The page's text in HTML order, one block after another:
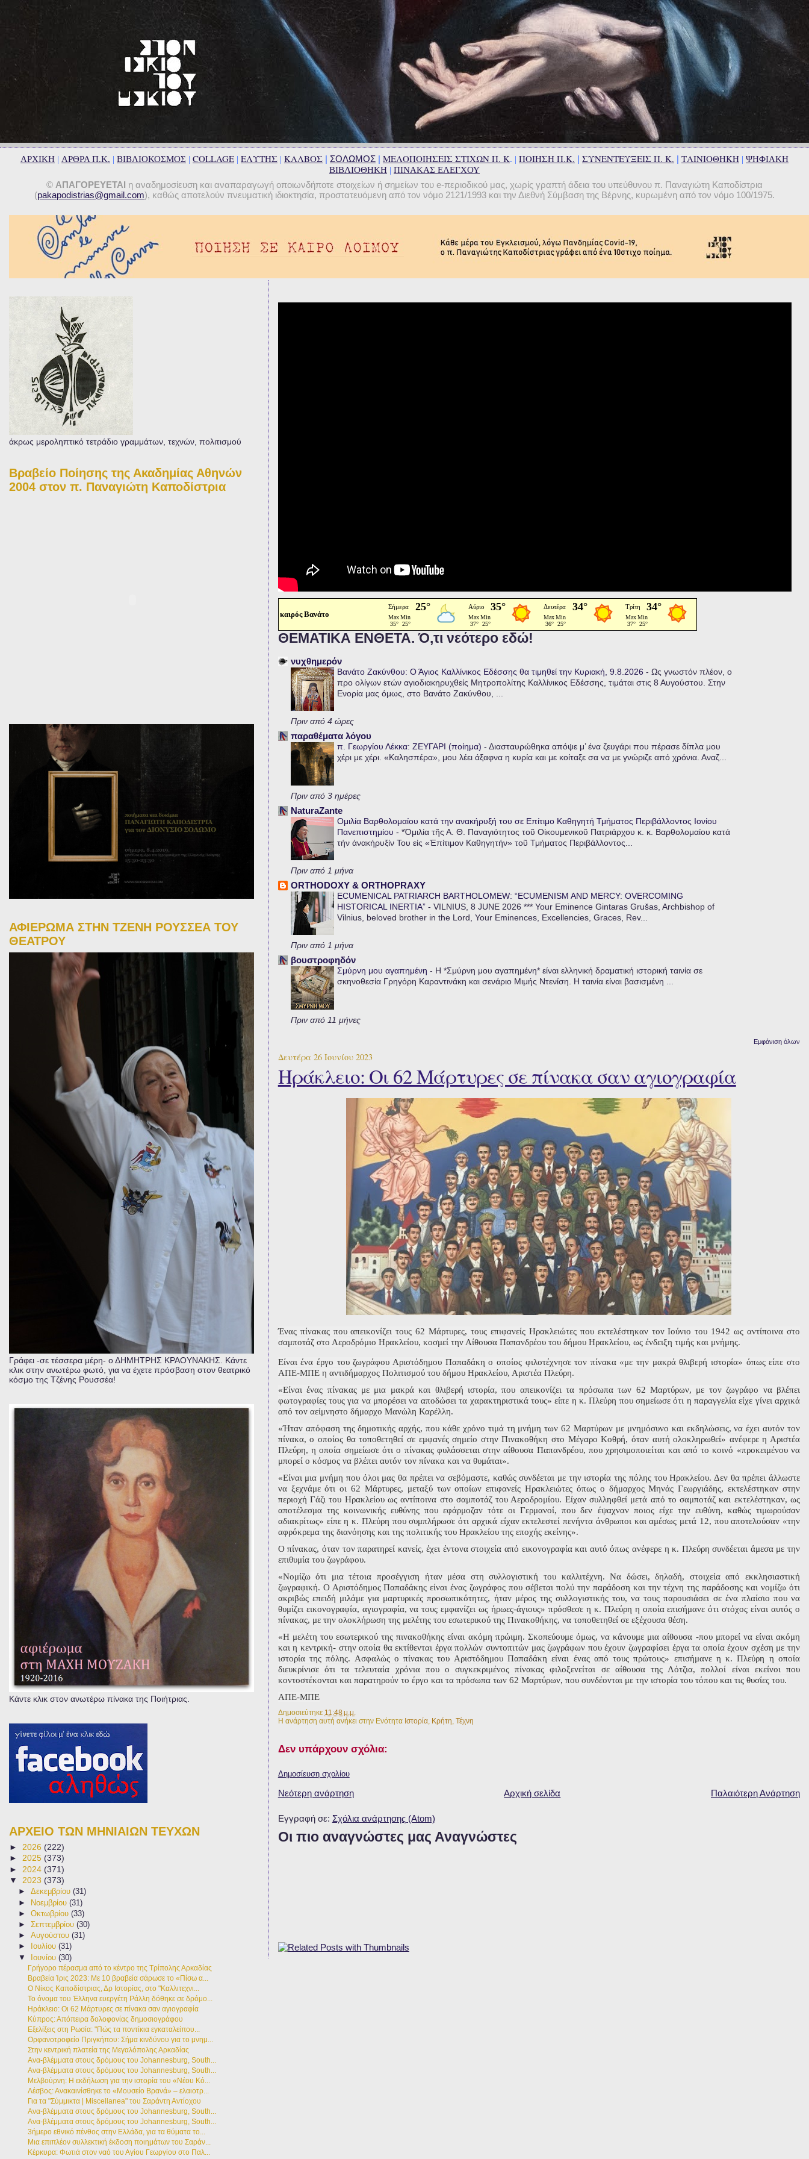
ΑΡΧΙΚΗ | ΑΡΘΡΑ Π.Κ. | ΒΙΒΛΙΟΚΟΣΜΟΣ | COLLAGE | ΕΛΥΤΗΣ | ΚΑΛΒΟΣ | ΣΟΛΩΜΟΣ | ΜΕΛΟΠΟΙΗΣΕΙΣ ΣΤΙΧΩΝ Π. Κ. | ΠΟΙΗΣΗ Π.Κ. | ΣΥΝΕΝΤΕΥΞΕΙΣ Π. Κ. | ΤΑΙΝΙΟΘΗΚΗ | ΨΗΦΙΑΚΗ
ΒΙΒΛΙΟΘΗΚΗ | ΠΙΝΑΚΑΣ ΕΛΕΓΧΟΥ
© ΑΠΑΓΟΡΕΥΕΤΑΙ η αναδημοσίευση και αναπαραγωγή οποιωνδήποτε στοιχείων ή σημείων του e-περιοδικού μας, χωρίς γραπτή άδεια του υπεύθυνου π. Παναγιώτη Καποδίστρια
(pakapodistrias@gmail.com), καθώς αποτελούν πνευματική ιδιοκτησία, προστατευόμενη από τον νόμο 2121/1993 και την Διεθνή Σύμβαση της Βέρνης, κυρωμένη από τον νόμο 100/1975.
καιρός Βανάτο
ΘΕΜΑΤΙΚΑ ΕΝΘΕΤΑ. Ό,τι νεότερο εδώ!
νυχθημερόν
Βανάτο Ζακύνθου: Ο Άγιος Καλλίνικος Εδέσσης θα τιμηθεί την Κυριακή, 9.8.2026 - Ως γνωστόν πλέον, ο
προ ολίγων ετών αγιοδιακηρυχθείς Μητροπολίτης Καλλίνικος Εδέσσης, τιμάται στις 8 Αυγούστου. Στην
Ενορία μας όμως, στο Βανάτο Ζακύνθου, ...
Πριν από 4 ώρες
παραθέματα λόγου
π. Γεωργίου Λέκκα: ΖΕΥΓΑΡΙ (ποίημα) - Διασταυρώθηκα απόψε μ’ ένα ζευγάρι που πέρασε δίπλα μου
χέρι με χέρι. «Καλησπέρα», μου λέει άξαφνα η κυρία και με κοίταξε σα να με γνώριζε από χρόνια. Αναζ...
Πριν από 3 ημέρες
NaturaZante
Ομιλία Βαρθολομαίου κατά την ανακήρυξή του σε Επίτιμο Καθηγητή Τμήματος Περιβάλλοντος Ιονίου
Πανεπιστημίου - *Ὁμιλία τῆς Α. Θ. Παναγιότητος τοῦ Οἰκουμενικοῦ Πατριάρχου κ. κ. Βαρθολομαίου κατά
τήν ἀνακήρυξίν Του εἰς «Ἐπίτιμον Καθηγητήν» τοῦ Τμήματος Περιβάλλοντος...
Πριν από 1 μήνα
ORTHODOXY & ORTHOPRAXY
ECUMENICAL PATRIARCH BARTHOLOMEW: “ECUMENISM AND MERCY: OVERCOMING
HISTORICAL INERTIA” - VILNIUS, 8 JUNE 2026 *** Your Eminence Gintaras Grušas, Archbishop of
Vilnius, beloved brother in the Lord, Your Eminences, Excellencies, Graces, Rev...
Πριν από 1 μήνα
βουστροφηδόν
Σμύρνη μου αγαπημένη - Η *Σμύρνη μου αγαπημένη* είναι ελληνική δραματική ιστορική ταινία σε
σκηνοθεσία Γρηγόρη Καραντινάκη και σενάριο Μιμής Ντενίση. Η ταινία είναι βασισμένη ...
Πριν από 11 μήνες
Εμφάνιση όλων
Δευτέρα 26 Ιουνίου 2023
Ηράκλειο: Οι 62 Μάρτυρες σε πίνακα σαν αγιογραφία
Ένας πίνακας που απεικονίζει τους 62 Μάρτυρες, τους επιφανείς Ηρακλειώτες που εκτελέστηκαν τον Ιούνιο του 1942 ως αντίποινα στο
σαμποτάζ στο Αεροδρόμιο Ηρακλείου, κοσμεί την Αίθουσα Παπανδρέου του δήμου Ηρακλείου, ως ένδειξη τιμής και μνήμης.
Είναι ένα έργο του ζωγράφου Αριστόδημου Παπαδάκη ο οποίος φιλοτέχνησε τον πίνακα «με την μακρά θλιβερή ιστορία» όπως είπε στο
ΑΠΕ-ΜΠΕ η αντιδήμαρχος Πολιτισμού του δήμου Ηρακλείου, Αριστέα Πλεύρη.
«Είναι ένας πίνακας με μια μακρά και θλιβερή ιστορία, που απεικονίζει τα πρόσωπα των 62 Μαρτύρων, με τον ζωγράφο να βλέπει
φωτογραφίες τους για να μπορέσει να αποδώσει τα χαρακτηριστικά τους» είπε η κ. Πλεύρη που σημείωσε ότι η παραγγελία είχε γίνει αρχικά
από τον αείμνηστο δήμαρχο Μανώλη Καρέλλη.
«Ήταν απόφαση της δημοτικής αρχής, που κάθε χρόνο τιμά τη μνήμη των 62 Μαρτύρων με μνημόσυνο και εκδηλώσεις, να έχει αυτόν τον
πίνακα, ο οποίος θα τοποθετηθεί σε εμφανές σημείο στην Πινακοθήκη στο Μέγαρο Κοθρή, όταν αυτή ολοκληρωθεί» ανέφερε η Αριστέα
Πλεύρη, η οποία σημείωσε ότι ο πίνακας φυλάσσεται στην αίθουσα Παπανδρέου, που χρησιμοποιείται και από το κοινό «προκειμένου να
μπορεί ο κόσμος να βλέπει αυτόν τον πίνακα και να θυμάται».
«Είναι μια μνήμη που όλοι μας θα πρέπει να σεβόμαστε, καθώς συνδέεται με την ιστορία της πόλης του Ηρακλείου. Δεν θα πρέπει άλλωστε
να ξεχνάμε ότι οι 62 Μάρτυρες, μεταξύ των οποίων επιφανείς Ηρακλειώτες όπως ο δήμαρχος Μηνάς Γεωργιάδης, εκτελέστηκαν στην
περιοχή Γάζι του Ηρακλείου ως αντίποινα στο σαμποτάζ του Αεροδρομίου. Είχαν συλληφθεί μετά από το σαμποτάζ και εκτελέστηκαν, ως
αποτέλεσμα της κοινωνικής ευθύνης που εφάρμοζαν τότε οι Γερμανοί, που δεν έψαχναν ποιος είχε την ευθύνη, καθώς τιμωρούσαν
αδιακρίτως» είπε η κ. Πλεύρη που συμπλήρωσε ότι αρχικά είχαν εκτελεστεί πενήντα άνθρωποι και αμέσως μετά 12, που αποτελούσαν «την
αφρόκρεμα της διανόησης και της πολιτικής του Ηρακλείου της εποχής εκείνης».
Ο πίνακας, όταν τον παρατηρεί κανείς, έχει έντονα στοιχεία από εικονογραφία και αυτό όπως ανέφερε η κ. Πλεύρη συνδέεται άμεσα με την
επιθυμία του ζωγράφου.
«Νομίζω ότι μια τέτοια προσέγγιση ήταν μέσα στη συλλογιστική του καλλιτέχνη. Να δώσει, δηλαδή, στοιχεία από εκκλησιαστική
ζωγραφική. Ο Αριστόδημος Παπαδάκης είναι ένας ζωγράφος που σέβεται πολύ την παράδοση και την τέχνη της παράδοσης και νομίζω ότι
ακριβώς επειδή μιλάμε για μαρτυρικές προσωπικότητες, ήταν μέρος της συλλογιστικής του, να τους παρουσιάσει σε ένα πλαίσιο που να
θυμίζει εικονογραφία, αγιογραφία, να τους εμφανίζει ως ήρωες-άγιους» πρόσθεσε η κ. Πλεύρη η οποία επισήμανε ότι στόχος είναι αυτός ο
πίνακας, με την ολοκλήρωση της μελέτης του εσωτερικού της Πινακοθήκης, να τοποθετηθεί σε εξέχουσα θέση.
«Η μελέτη του εσωτερικού της πινακοθήκης είναι ακόμη πρώιμη. Σκοπεύουμε όμως, να κάνουμε μια αίθουσα -που μπορεί να είναι ακόμη
και η κεντρική- στην οποία θα εκτίθενται έργα πολλών συντοπιτών μας ζωγράφων που έχουν ζωγραφίσει έργα τα οποία έχουν σχέση με την
ιστορία της πόλης. Ασφαλώς ο πίνακας του Αριστόδημου Παπαδάκη είναι ένας από τους πρώτους» επισήμανε η κ. Πλεύρη η οποία
διευκρίνισε ότι τα τελευταία χρόνια που ο συγκεκριμένος πίνακας φιλοξενείται σε αίθουσα της Λότζια, πολλοί είναι εκείνοι που
κοντοστέκονται και παρατηρούν το έργο και τα πρόσωπα των 62 Μαρτύρων, που συνδέονται με την ιστορία του τόπου και τις θυσίες του.
ΑΠΕ-ΜΠΕ
Δημοσιεύτηκε 11:48 μ.μ.
Η ανάρτηση αυτή ανήκει στην Ενότητα Ιστορία, Κρήτη Τέχνη
Δεν υπάρχουν σχόλια:
Δημοσίευση σχολίου
Νεότερη ανάρτηση Παλαιότερη Ανάρτηση
Αρχική σελίδα
Εγγραφή σε: Σχόλια ανάρτησης (Atom)
Οι πιο αναγνώστες μας Αναγνώστες
άκρως μεροληπτικό τετράδιο γραμμάτων, τεχνών, πολιτισμού
Βραβείο Ποίησης της Ακαδημίας Αθηνών
2004 στον π. Παναγιώτη Καποδίστρια
ΑΦΙΕΡΩΜΑ ΣΤΗΝ ΤΖΕΝΗ ΡΟΥΣΣΕΑ ΤΟΥ
ΘΕΑΤΡΟΥ
Γράφει -σε τέσσερα μέρη- ο ΔΗΜΗΤΡΗΣ ΚΡΑΟΥΝΑΚΗΣ. Κάντε
κλικ στην ανωτέρω φωτό, για να έχετε πρόσβαση στον θεατρικό
κόσμο της Τζένης Ρουσσέα!
Κάντε κλικ στον ανωτέρω πίνακα της Ποιήτριας.
ΑΡΧΕΙΟ ΤΩΝ ΜΗΝΙΑΙΩΝ ΤΕΥΧΩΝ
► 2026 (222)
► 2025 (373)
► 2024 (371)
▼ 2023 (373)
►Δεκεμβρίου(31)
► Νοεμβρίου(31)
►Οκτωβρίου(33)
►Σεπτεμβρίου(30)
►Αυγούστου(31)
►
Ιουλίου(31)
▼ Ιουνίου(30)
Γρήγορο πέρασμα από το κέντρο της Τρίπολης Αρκαδίας
Βραβεία Ίρις 2023: Με 10 βραβεία σάρωσε το «Πίσω α...
Ο Νίκος Καποδίστριας, Δρ Ιστορίας, στο "Καλλιτεχνι...
Το όνομα του Έλληνα ευεργέτη Ράλλη δόθηκε σε δρόμο...
Ηράκλειο: Οι 62 Μάρτυρες σε πίνακα σαν αγιογραφία
Κύπρος: Απόπειρα δολοφονίας δημοσιογράφου
Εξελίξεις στη Ρωσία: "Πώς τα ποντίκια εγκαταλείπου...
Ορφανοτροφείο Πριγκήπου: Σήμα κινδύνου για το μνημ...
Στην κεντρική πλατεία της Μεγαλόπολης Αρκαδίας
Ανα-βλέμματα στους δρόμους του Johannesburg, South...
Ανα-βλέμματα στους δρόμους του Johannesburg, South...
Μελβούρνη: Η εκδήλωση για την ιστορία του «Νέου Κό...
Λέσβος: Ανακαινίσθηκε το «Μουσείο Βρανά» – ελαιοτρ...
Για τα "Σύμμικτα | Miscellanea" του Σαράντη Αντίοχου
Ανα-βλέμματα στους δρόμους του Johannesburg, South...
Ανα-βλέμματα στους δρόμους του Johannesburg, South...
3ήμερο εθνικό πένθος στην Ελλάδα, για τα θύματα το...
Μια επιπλέον συλλεκτική έκδοση ποιημάτων του Σαράν...
Κέρκυρα: Φωτιά στον ναό του Αγίου Γεωργίου στο Παλ...